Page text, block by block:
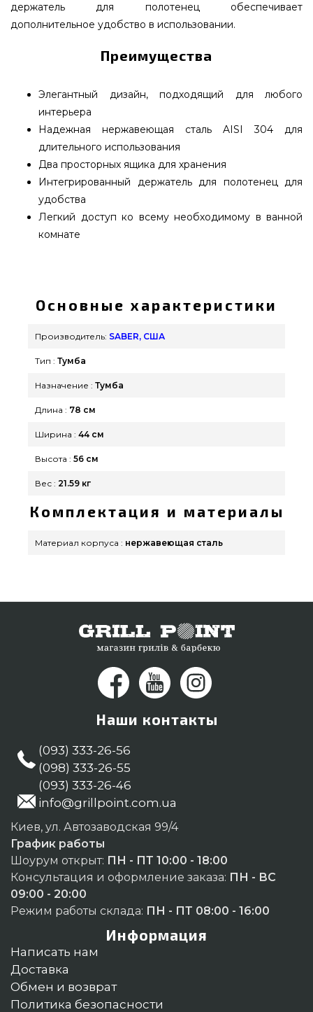
держатель для полотенец обеспечивает
дополнительное удобство в использовании.
Преимущества
Элегантный дизайн, подходящий для любого
интерьера
Надежная нержавеющая сталь AISI 304 для
длительного использования
Два просторных ящика для хранения
Интегрированный держатель для полотенец для
удобства
Легкий доступ ко всему необходимому в ванной
комнате
K00AA3114 подобрать от лучшего
производителя SABER, США по доступной
стоимости всего 42 990 грн. в онлайн магазине
предложения на Комплектующие встраиваемые
грили в интернет магазине Гриль Поинт.
покупателям в: Мариуполь, Каменец-
Подольский, Ужгород
Основные характеристики
Производитель: SABER, США
Тип : Тумба
Назначение : Тумба
Длина : 78 см
Ширина : 44 см
Высота : 56 см
Вес : 21.59 кг
Комплектация и материалы
Материал корпуса : нержавеющая сталь
Наши контакты
(093) 333-26-56
(098) 333-26-55
(093) 333-26-46
info@grillpoint.com.ua
Киев, ул. Автозаводская 99/4
График работы
Шоурум открыт: ПН - ПТ 10:00 - 18:00
Консультация и оформление заказа: ПН - ВС
09:00 - 20:00
Режим работы склада: ПН - ПТ 08:00 - 16:00
Информация
Написать нам
Доставка
Обмен и возврат
Политика безопасности